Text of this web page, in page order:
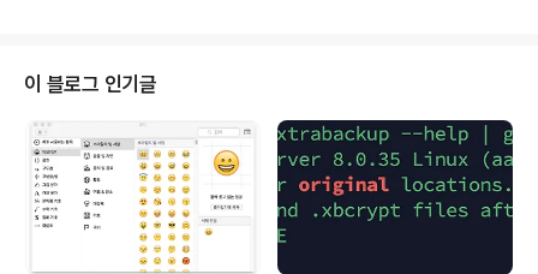
이 블로그 인기글